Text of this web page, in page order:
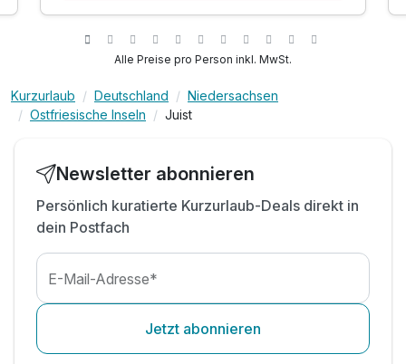
inkl. Saunahandtuch während des Aufenthalts
inkl. W-LAN
inkl. Informationsmaterial
Alle Preise pro Person inkl. MwSt.
Kurzurlaub Deutschland
Niedersachsen
Ostfriesische Inseln
Juist
Newsletter abonnieren
Persönlich kuratierte Kurzurlaub-Deals direkt in
dein Postfach
E-Mail-Adresse*
Jetzt abonnieren